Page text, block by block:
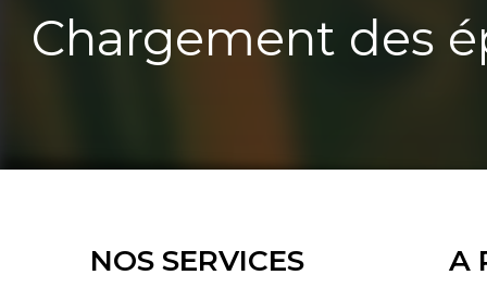
Chargement des
NOS SERVICES A